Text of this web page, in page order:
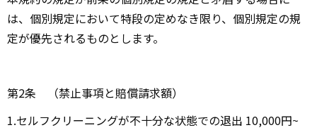
は、個別規定において特段の定めなき限り、個別規定の規
定が優先されるものとします。
第2条 （禁止事項と賠償請求額）
1.セルフクリーニングが不十分な状態での退出 10,000円~